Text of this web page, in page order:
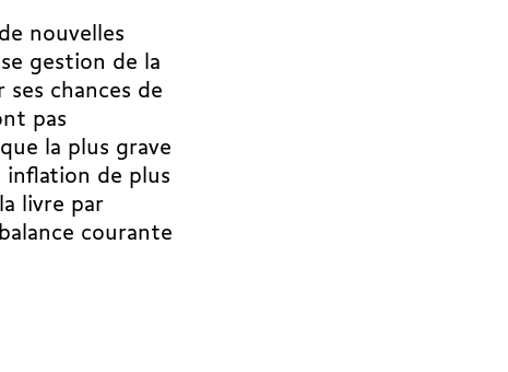
nouvelles
gestion de la
chances de
pas
la plus grave
inflation de plus
livre par
courante